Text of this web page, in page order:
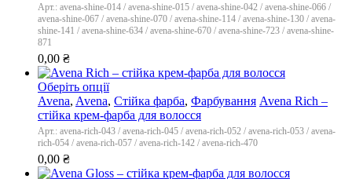
Арт.: avena-shine-014 / avena-shine-015 / avena-shine-042 / avena-shine-066 /
avena-shine-067 / avena-shine-070 / avena-shine-114 / avena-shine-130 / avena-
shine-141 / avena-shine-634 / avena-shine-670 / avena-shine-723 / avena-shine-
871
0,00 ₴
Оберіть опції
Avena, Avena, Стійка фарба, Фарбування Avena Rich –
стійка крем-фарба для волосся
Арт.: avena-rich-043 / avena-rich-045 / avena-rich-052 / avena-rich-053 / avena-
rich-054 / avena-rich-057 / avena-rich-142 / avena-rich-470
0,00 ₴